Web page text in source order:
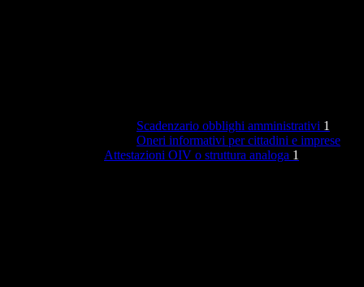
Scadenzario obblighi amministrativi 1
Oneri informativi per cittadini e imprese
Attestazioni OIV o struttura analoga 1